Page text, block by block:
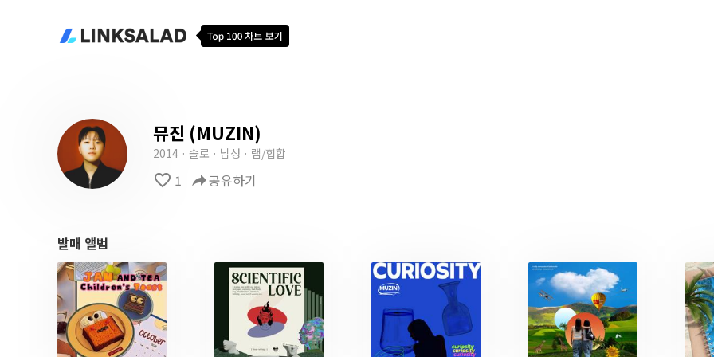
뮤진 (MUZIN)
2014 · 솔로 · 남성 · 랩/힙합
favorite_border 1 reply공유하기
발매 앨범